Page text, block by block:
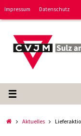
Impressum Datenschutz
StartAktuelles